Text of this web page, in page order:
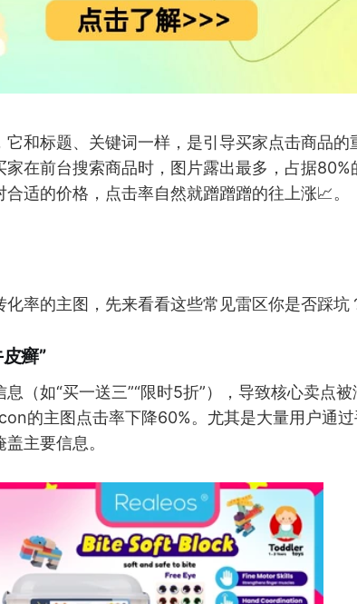
它和标题、关键词一样，是引导买家点击商品的
家在前台搜索商品时，图片露出最多，占据80%
适的价格，点击率自然就蹭蹭蹭的往上涨📈。
率的主图，先来看看这些常见雷区你是否踩坑
癣”
（如“买一送三”“限时5折”），导致核心卖点
的主图点击率下降60%。尤其是大量用户通
主要信息。